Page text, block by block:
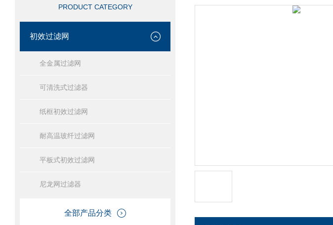
PRODUCT CATEGORY
初效过滤网
全金属过滤网
可清洗式过滤器
纸框初效过滤网
耐高温玻纤过滤网
平板式初效过滤网
尼龙网过滤器
全部产品分类